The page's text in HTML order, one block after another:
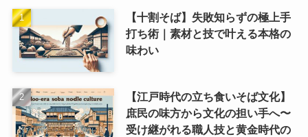
【十割そば】失敗知らずの極上手
打ち術｜素材と技で叶える本格の
味わい
【江戸時代の立ち食いそば文化】
庶民の味方から文化の担い手へ〜
受け継がれる職人技と黄金時代の